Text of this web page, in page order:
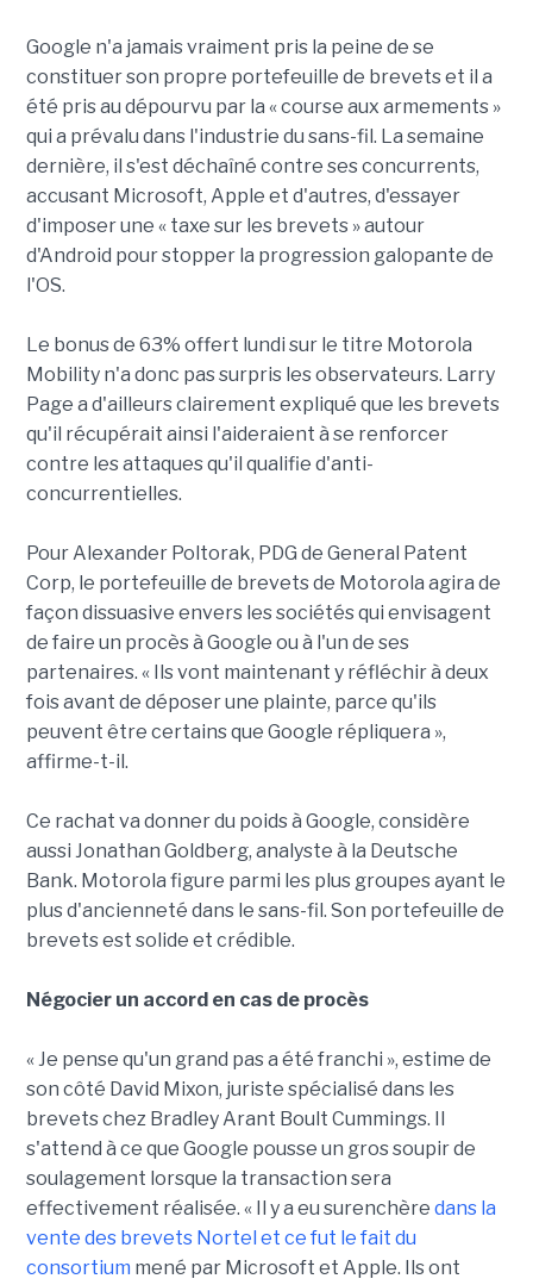
Google n'a jamais vraiment pris la peine de se
constituer son propre portefeuille de brevets et il a
été pris au dépourvu par la « course aux armements »
qui a prévalu dans l'industrie du sans-fil. La semaine
dernière, il s'est déchaîné contre ses concurrents,
accusant Microsoft, Apple et d'autres, d'essayer
d'imposer une « taxe sur les brevets » autour
d'Android pour stopper la progression galopante de
l'OS.
Le bonus de 63% offert lundi sur le titre Motorola
Mobility n'a donc pas surpris les observateurs. Larry
Page a d'ailleurs clairement expliqué que les brevets
qu'il récupérait ainsi l'aideraient à se renforcer
contre les attaques qu'il qualifie d'anti-
concurrentielles.
Pour Alexander Poltorak, PDG de General Patent
Corp, le portefeuille de brevets de Motorola agira de
façon dissuasive envers les sociétés qui envisagent
de faire un procès à Google ou à l'un de ses
partenaires. « Ils vont maintenant y réfléchir à deux
fois avant de déposer une plainte, parce qu'ils
peuvent être certains que Google répliquera »,
affirme-t-il.
Ce rachat va donner du poids à Google, considère
aussi Jonathan Goldberg, analyste à la Deutsche
Bank. Motorola figure parmi les plus groupes ayant le
plus d'ancienneté dans le sans-fil. Son portefeuille de
brevets est solide et crédible.
Négocier un accord en cas de procès
« Je pense qu'un grand pas a été franchi », estime de
son côté David Mixon, juriste spécialisé dans les
brevets chez Bradley Arant Boult Cummings. Il
s'attend à ce que Google pousse un gros soupir de
soulagement lorsque la transaction sera
effectivement réalisée. « Il y a eu surenchère dans la
vente des brevets Nortel et ce fut le fait du
consortium mené par Microsoft et Apple. Ils ont